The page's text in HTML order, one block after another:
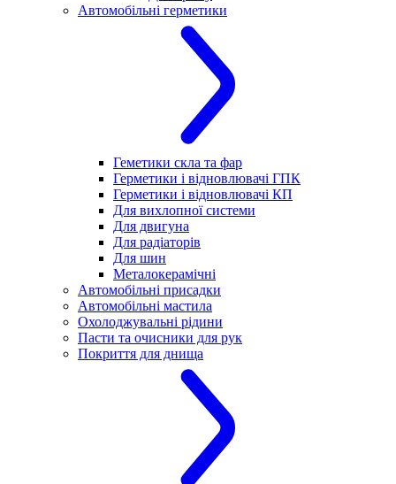
Автомобільні герметики
Геметики скла та фар
Герметики і відновлювачі ГПК
Герметики і відновлювачі КП
Для вихлопної системи
Для двигуна
Для радіаторів
Для шин
Металокерамічні
Автомобільні присадки
Автомобільні мастила
Охолоджувальні рідини
Пасти та очисники для рук
Покриття для днища